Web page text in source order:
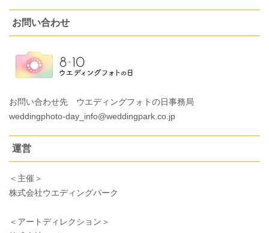
お問い合わせ
お問い合わせ先 ウエディングフォトの日事務局
weddingphoto-day_info@weddingpark.co.jp
運営
＜主催＞
株式会社ウエディングパーク
＜アートディレクション＞